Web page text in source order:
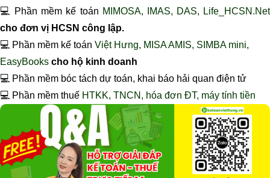
💻 Phần mềm kế toán MIMOSA, IMAS, DAS, Life_HCSN.Net
cho đơn vị HCSN công lập.
💻 Phần mềm kế toán Việt Hưng, MISA AMIS, SIMBA mini,
EasyBooks cho hộ kinh doanh
💻 Phần mềm bóc tách dự toán, khai báo hải quan điện tử
💻 Phần mềm thuế HTKK, TNCN, hóa đơn ĐT, máy tính tiền